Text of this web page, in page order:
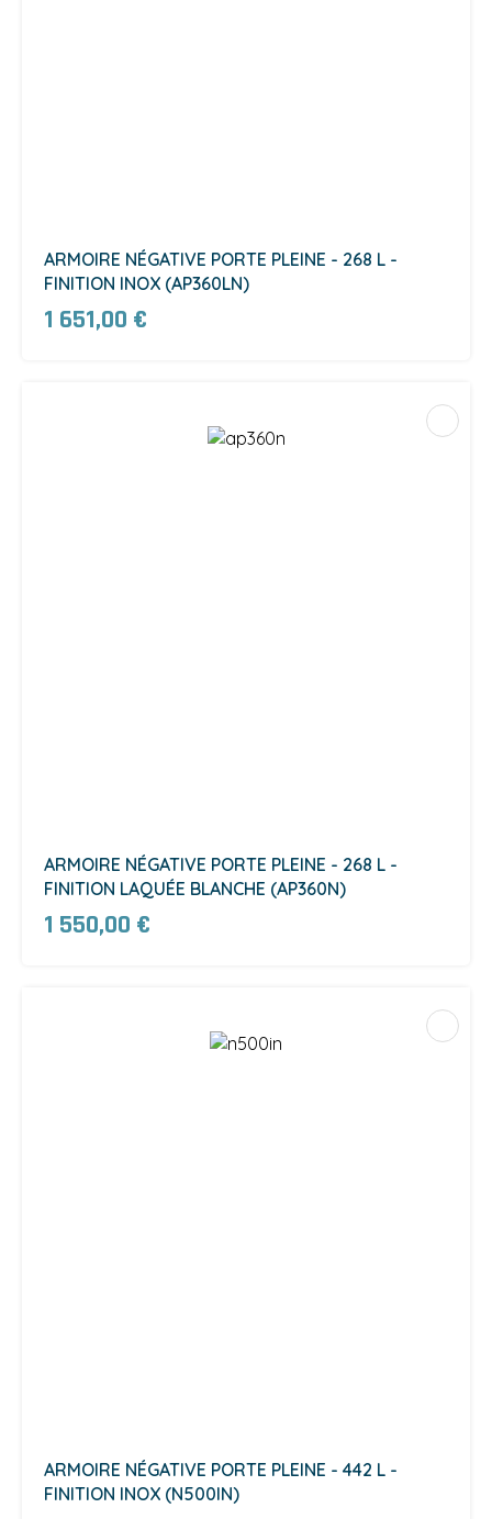
ARMOIRE NÉGATIVE PORTE PLEINE - 268 L -
FINITION INOX (AP360LN)
1 651,00 €
ARMOIRE NÉGATIVE PORTE PLEINE - 268 L -
FINITION LAQUÉE BLANCHE (AP360N)
1 550,00 €
ARMOIRE NÉGATIVE PORTE PLEINE - 442 L -
FINITION INOX (N500IN)